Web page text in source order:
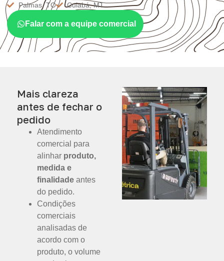
Palmas, TO
Cuiabá, MT
Falar com a equipe comercial
Mais clareza
antes de fechar o
pedido
Atendimento
comercial para
alinhar produto,
medida e
finalidade antes
do pedido.
Condições
comerciais
analisadas de
acordo com o
produto, o volume